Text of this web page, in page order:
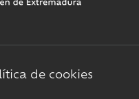
de cookies